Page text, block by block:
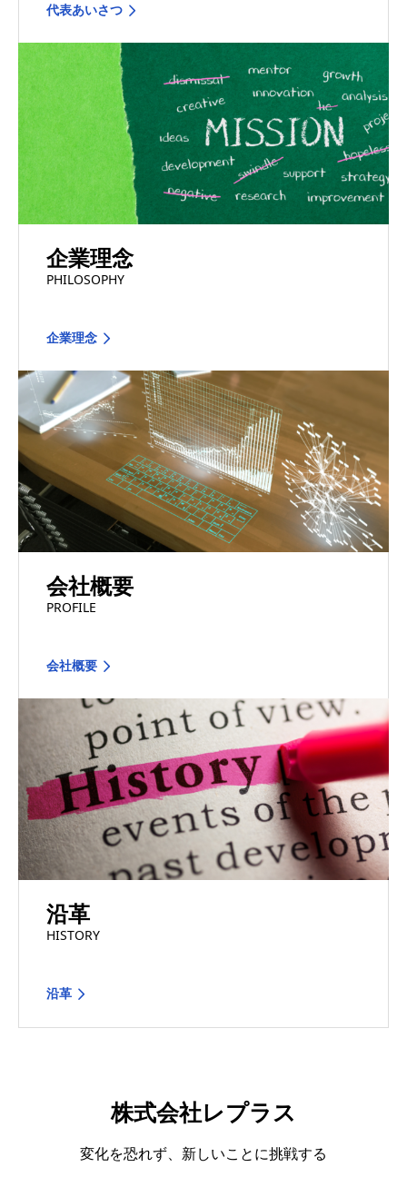
代表あいさつ
企業理念
PHILOSOPHY
企業理念
会社概要
PROFILE
会社概要
沿革
HISTORY
沿革
株式会社レプラス
変化を恐れず、新しいことに挑戦する